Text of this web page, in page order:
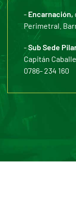
- Encarnación,
Perimetral.
-Sub Sede
Capitán
0786- 234 160